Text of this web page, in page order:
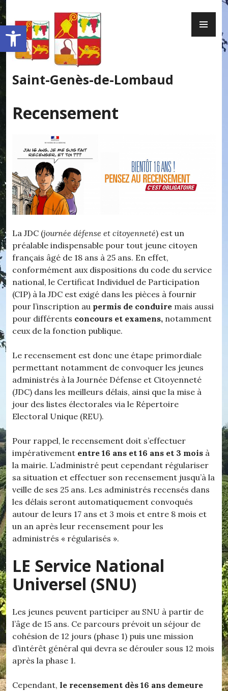
Ouvrir la barre d’outils
to
content
Saint-Genès-de-Lombaud
Recensement
La JDC (journée défense et citoyenneté) est un
préalable indispensable pour tout jeune citoyen
français âgé de 18 ans à 25 ans. En effet,
conformément aux dispositions du code du service
national, le Certificat Individuel de Participation
(CIP) à la JDC est exigé dans les pièces à fournir
pour l’inscription au permis de conduire mais aussi
pour différents concours et examens, notamment
ceux de la fonction publique.
Le recensement est donc une étape primordiale
permettant notamment de convoquer les jeunes
administrés à la Journée Défense et Citoyenneté
(JDC) dans les meilleurs délais, ainsi que la mise à
jour des listes électorales via le Répertoire
Electoral Unique (REU).
Pour rappel, le recensement doit s’effectuer
impérativement entre 16 ans et 16 ans et 3 mois à
la mairie. L’administré peut cependant régulariser
sa situation et effectuer son recensement jusqu’à la
veille de ses 25 ans. Les administrés recensés dans
les délais seront automatiquement convoqués
autour de leurs 17 ans et 3 mois et entre 8 mois et
un an après leur recensement pour les
administrés « régularisés ».
LE Service National
Universel (SNU)
Les jeunes peuvent participer au SNU à partir de
l’âge de 15 ans. Ce parcours prévoit un séjour de
cohésion de 12 jours (phase 1) puis une mission
d’intérêt général qui devra se dérouler sous 12 mois
après la phase 1.
Cependant, le recensement dès 16 ans demeure